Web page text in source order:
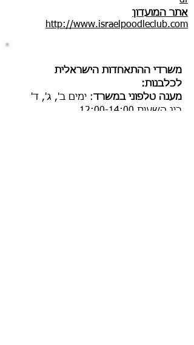
אתר המועדון
http://www.israelpoodleclub.com
​משרדי ההתאחדות הישראלית
לכלבנות:
מענה טלפוני במשרד: ימים ב', ג', ד'
בין השעות 12:00-14:00